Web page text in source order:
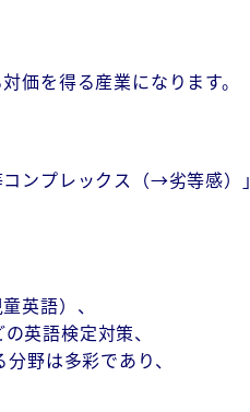
価を得る産業になります。
ンプレックス（→劣等感）」
英語）、
英語検定対策、
野は多彩であり、